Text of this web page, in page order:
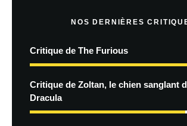
NOS DERNIÈRES
Critique de The Furious
Critique de Zoltan, le chien sanglant
Dracula